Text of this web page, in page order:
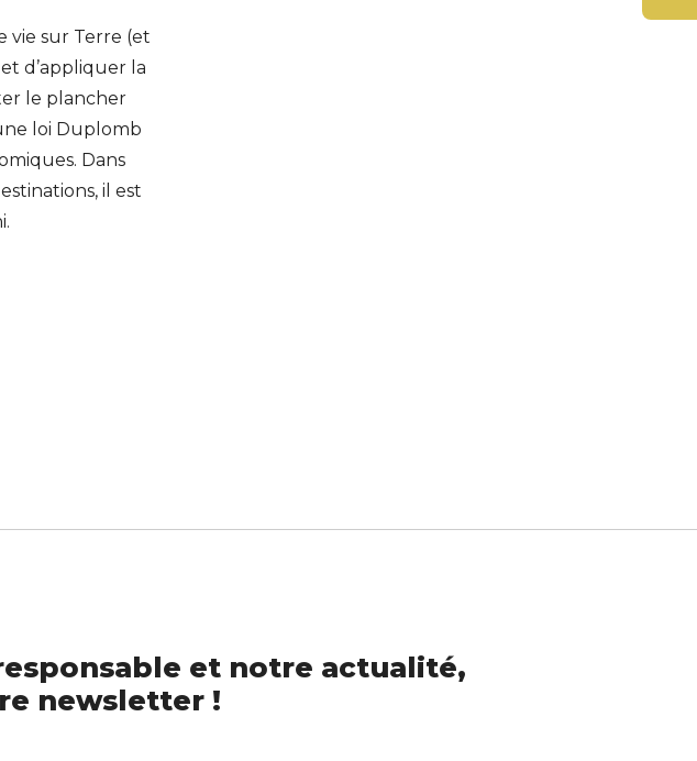
vie sur Terre (et
d’appliquer la
le plancher
loi Duplomb
Dans
il est
et notre actualité,
newsletter !